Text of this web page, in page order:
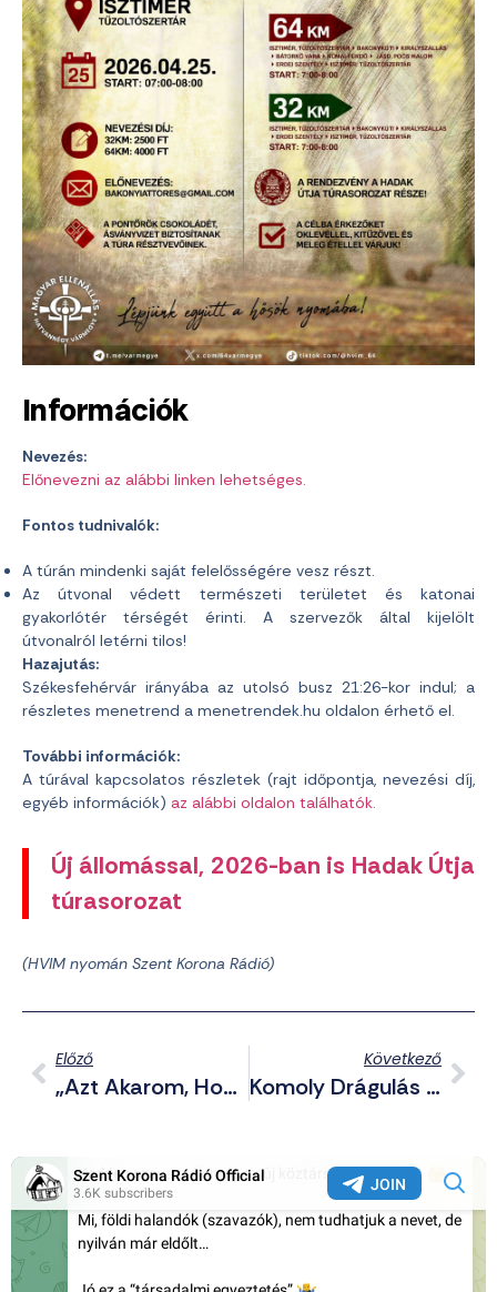
Információk
Nevezés:
Előnevezni az alábbi linken lehetséges.
Fontos tudnivalók:
A túrán mindenki saját felelősségére vesz részt.
Az útvonal védett természeti területet és katonai
gyakorlótér térségét érinti. A szervezők által kijelölt
útvonalról letérni tilos!
Hazajutás:
Székesfehérvár irányába az utolsó busz 21:26-kor indul; a
részletes menetrend a menetrendek.hu oldalon érhető el.
További információk:
A túrával kapcsolatos részletek (rajt időpontja, nevezési díj,
egyéb információk) az alábbi oldalon találhatók.
Új állomással, 2026-ban is Hadak Útja
túrasorozat
(HVIM nyomán Szent Korona Rádió)
Előző
„Azt Akarom, Hogy Brutális Legyen” – Az AI Segítségével Gyilkolta Meg Anyját Az Autista, ADHD-S 18 Éves Fiú
Következő
Komoly Drágulás Jöhet Az Olaj- És Gázpiacon A Háború Miatt